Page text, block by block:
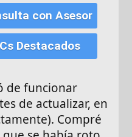
con Asesor
Destacados
de funcionar
de actualizar, en
Compré